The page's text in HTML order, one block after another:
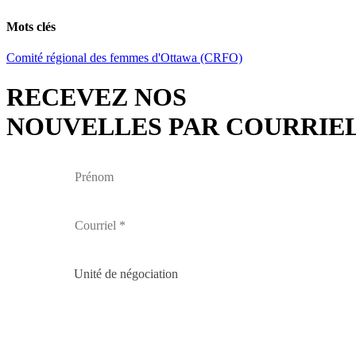
Mots clés
Comité régional des femmes d'Ottawa (CRFO)
RECEVEZ NOS
NOUVELLES PAR
Unité de négociation